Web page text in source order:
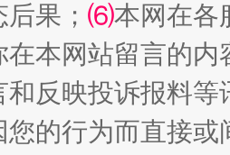
5年
果； ⑹本网在各
在本网站留言的内
和反映投诉报料
您的行为而直接